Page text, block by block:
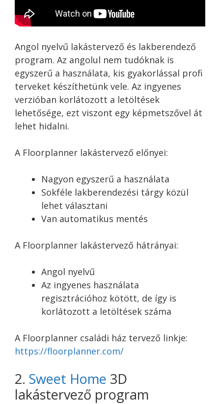
Angol nyelvű lakástervező és lakberendező
program. Az angolul nem tudóknak is
egyszerű a használata, kis gyakorlással profi
terveket készíthetünk vele. Az ingyenes
verzióban korlátozott a letöltések
lehetősége, ezt viszont egy képmetszővel át
lehet hidalni.
A Floorplanner lakástervező előnyei:
Nagyon egyszerű a használata
Sokféle lakberendezési tárgy közül
lehet választani
Van automatikus mentés
A Floorplanner lakástervező hátrányai:
Angol nyelvű
Az ingyenes használata
regisztrációhoz kötött, de így is
korlátozott a letöltések száma
A Floorplanner családi ház tervező linkje:
https://floorplanner.com/
2. Sweet Home 3D
lakástervező program